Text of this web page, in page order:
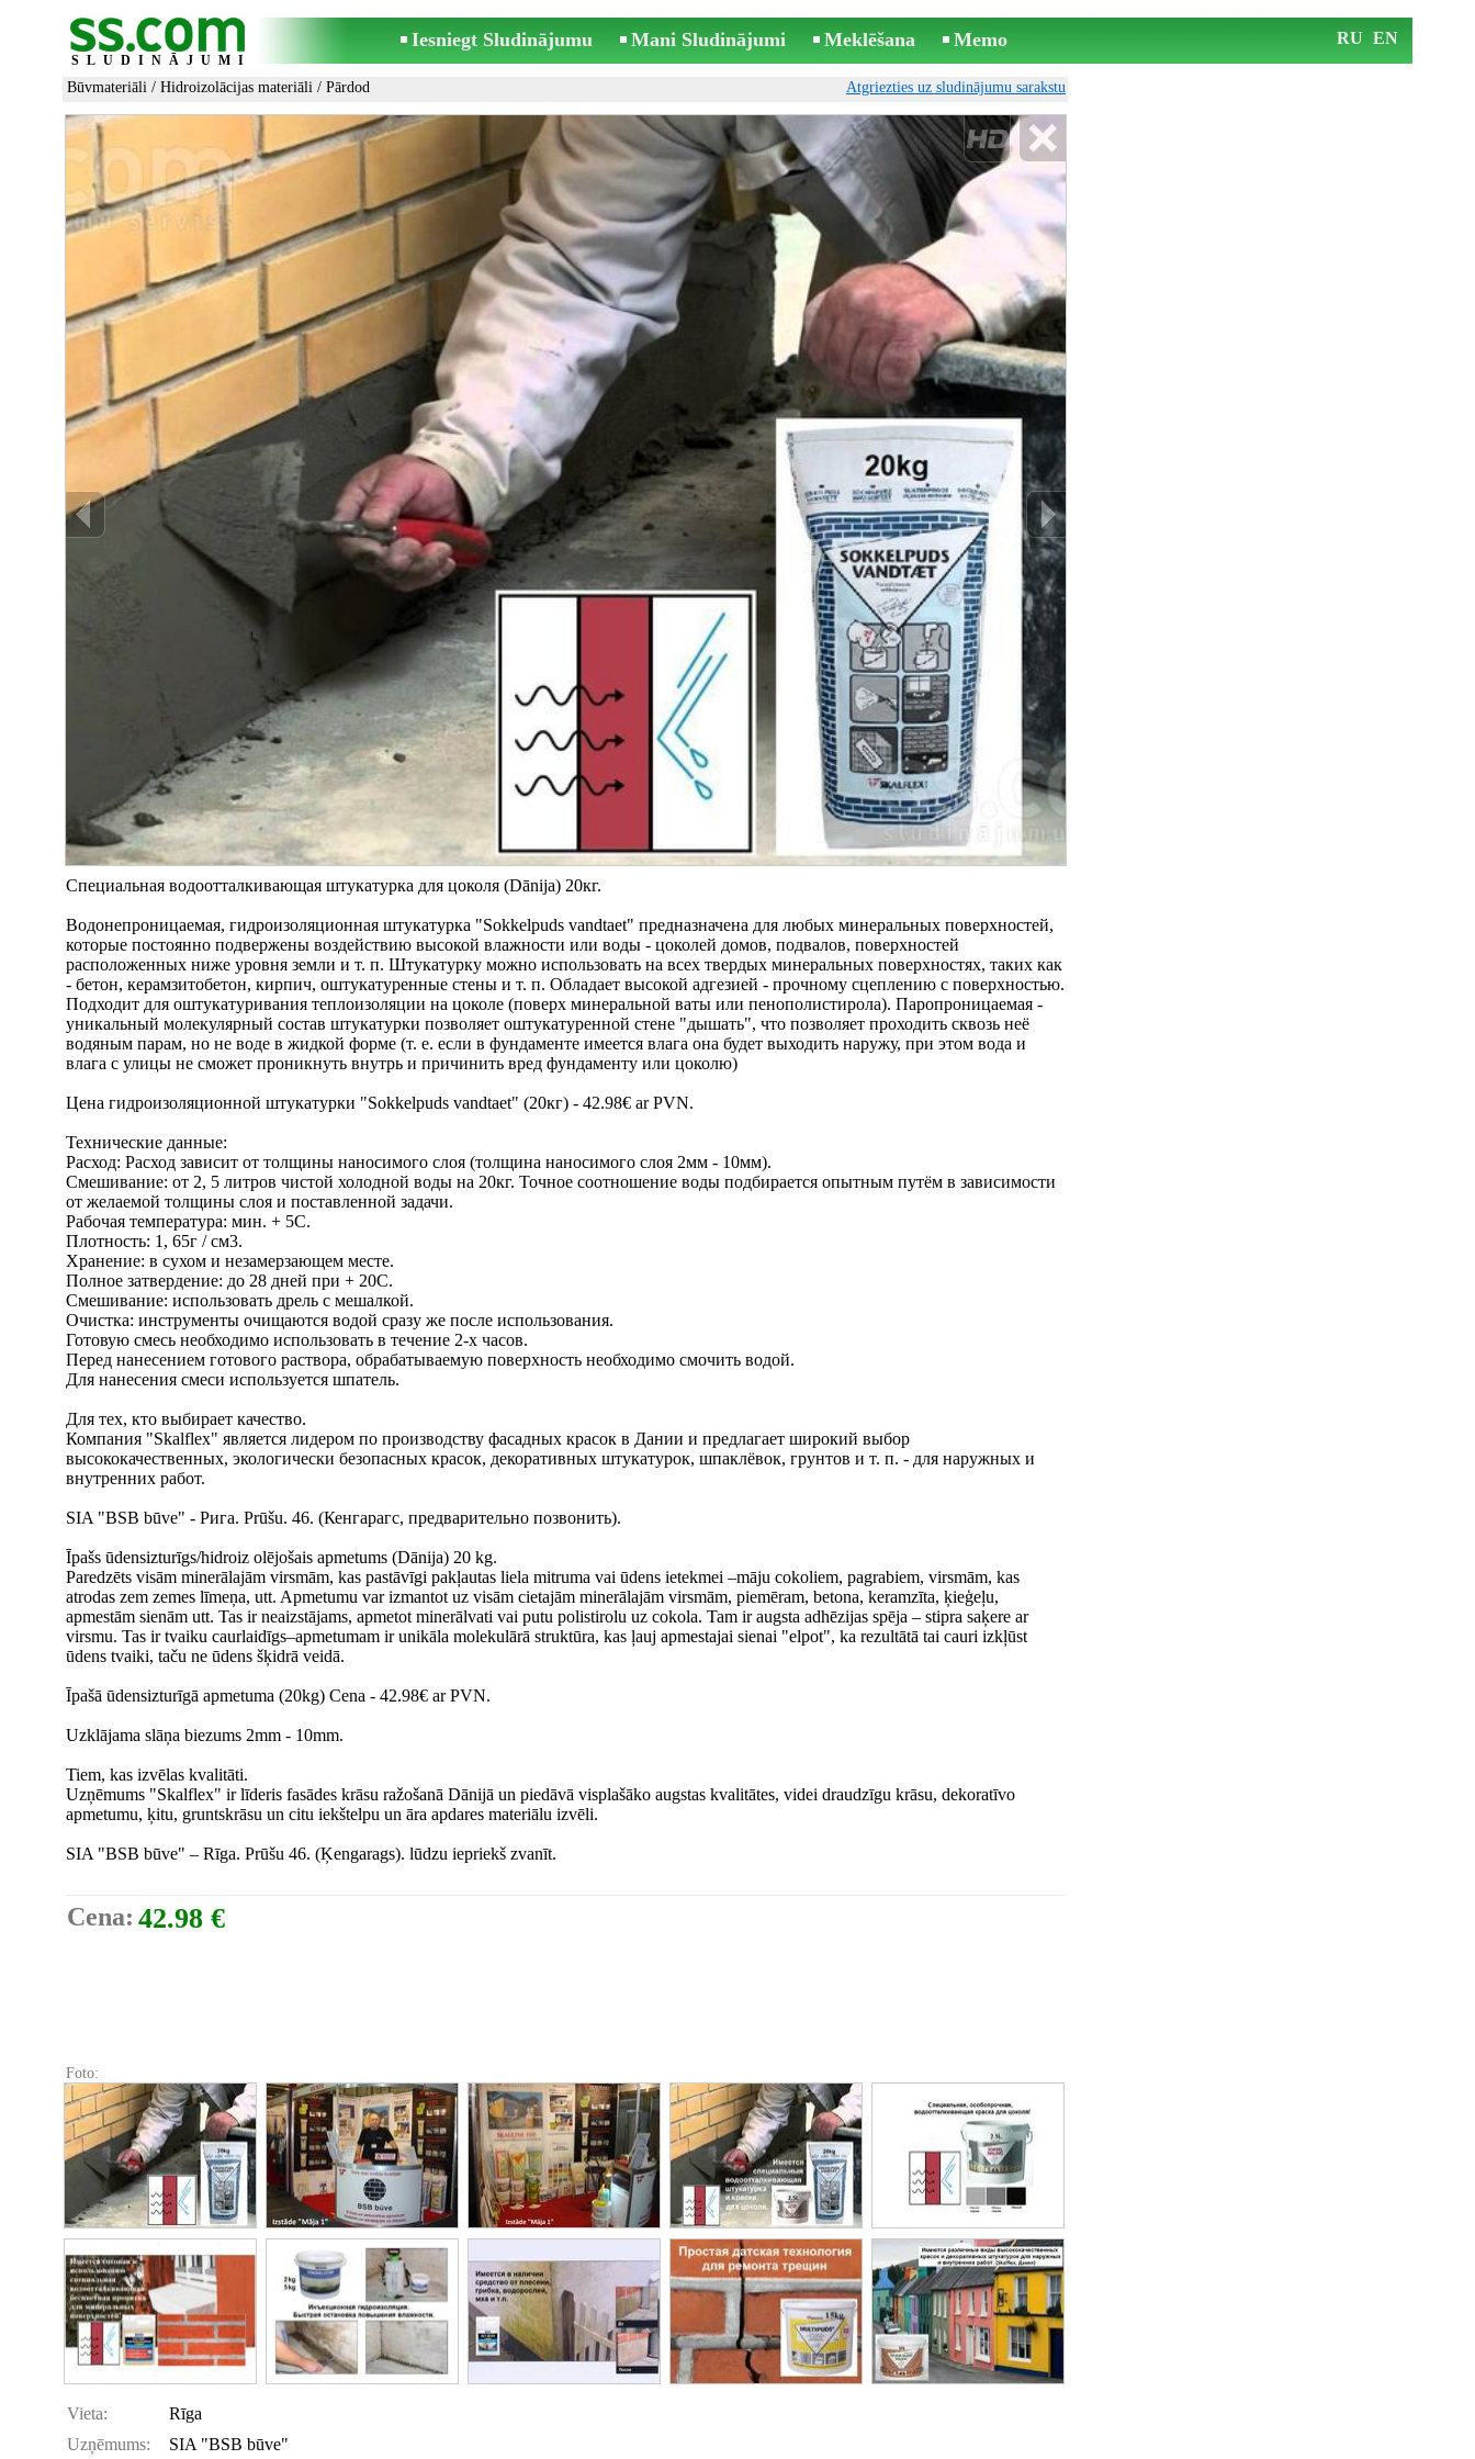
SLUDINĀJUMI
Iesniegt Sludinājumu Mani Sludinājumi Meklēšana Memo RU EN
Būvmateriāli / Hidroizolācijas materiāli / Pārdod Atgriezties uz sludinājumu sarakstu
Специальная водоотталкивающая штукатурка для цоколя (Dānija) 20кг.
Водонепроницаемая, гидроизоляционная штукатурка "Sokkelpuds vandtaet" предназначена для любых минеральных поверхностей,
которые постоянно подвержены воздействию высокой влажности или воды - цоколей домов, подвалов, поверхностей
расположенных ниже уровня земли и т. п. Штукатурку можно использовать на всех твердых минеральных поверхностях, таких как
- бетон, керамзитобетон, кирпич, оштукатуренные стены и т. п. Обладает высокой адгезией - прочному сцеплению с поверхностью.
Подходит для оштукатуривания теплоизоляции на цоколе (поверх минеральной ваты или пенополистирола). Паропроницаемая -
уникальный молекулярный состав штукатурки позволяет оштукатуренной стене "дышать", что позволяет проходить сквозь неё
водяным парам, но не воде в жидкой форме (т. е. если в фундаменте имеется влага она будет выходить наружу, при этом вода и
влага с улицы не сможет проникнуть внутрь и причинить вред фундаменту или цоколю)
Цена гидроизоляционной штукатурки "Sokkelpuds vandtaet" (20кг) - 42.98€ ar PVN.
Технические данные:
Расход: Расход зависит от толщины наносимого слоя (толщина наносимого слоя 2мм - 10мм).
Смешивание: от 2, 5 литров чистой холодной воды на 20кг. Точное соотношение воды подбирается опытным путём в зависимости
от желаемой толщины слоя и поставленной задачи.
Рабочая температура: мин. + 5С.
Плотность: 1, 65г / см3.
Хранение: в сухом и незамерзающем месте.
Полное затвердение: до 28 дней при + 20С.
Смешивание: использовать дрель с мешалкой.
Очистка: инструменты очищаются водой сразу же после использования.
Готовую смесь необходимо использовать в течение 2-х часов.
Перед нанесением готового раствора, обрабатываемую поверхность необходимо смочить водой.
Для нанесения смеси используется шпатель.
Для тех, кто выбирает качество.
Компания "Skalflex" является лидером по производству фасадных красок в Дании и предлагает широкий выбор
высококачественных, экологически безопасных красок, декоративных штукатурок, шпаклёвок, грунтов и т. п. - для наружных и
внутренних работ.
SIA "BSB būve" - Рига. Prūšu. 46. (Кенгарагс, предварительно позвонить).
Īpašs ūdensizturīgs/hidroiz olējošais apmetums (Dānija) 20 kg.
Paredzēts visām minerālajām virsmām, kas pastāvīgi pakļautas liela mitruma vai ūdens ietekmei –māju cokoliem, pagrabiem, virsmām, kas
atrodas zem zemes līmeņa, utt. Apmetumu var izmantot uz visām cietajām minerālajām virsmām, piemēram, betona, keramzīta, ķieģeļu,
apmestām sienām utt. Tas ir neaizstājams, apmetot minerālvati vai putu polistirolu uz cokola. Tam ir augsta adhēzijas spēja – stipra saķere ar
virsmu. Tas ir tvaiku caurlaidīgs–apmetumam ir unikāla molekulārā struktūra, kas ļauj apmestajai sienai "elpot", ka rezultātā tai cauri izkļūst
ūdens tvaiki, taču ne ūdens šķidrā veidā.
Īpašā ūdensizturīgā apmetuma (20kg) Cena - 42.98€ ar PVN.
Uzklājama slāņa biezums 2mm - 10mm.
Tiem, kas izvēlas kvalitāti.
Uzņēmums "Skalflex" ir līderis fasādes krāsu ražošanā Dānijā un piedāvā visplašāko augstas kvalitātes, videi draudzīgu krāsu, dekoratīvo
apmetumu, ķitu, gruntskrāsu un citu iekštelpu un āra apdares materiālu izvēli.
SIA "BSB būve" – Rīga. Prūšu 46. (Ķengarags). lūdzu iepriekš zvanīt.
Cena: 42.98 €
Foto:
Vieta:
Rīga
Uzņēmums:
SIA "BSB būve"